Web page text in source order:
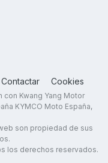
Contactar Cookies
con Kwang Yang Motor
KYMCO Moto España,
son propiedad de sus
los derechos reservados.